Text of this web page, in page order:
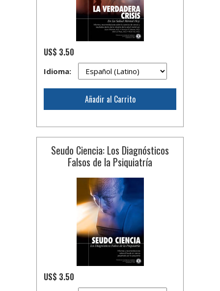
US$ 3.50
Idioma:
Añadir al Carrito
Seudo Ciencia: Los Diagnósticos
Falsos de la Psiquiatría
US$ 3.50